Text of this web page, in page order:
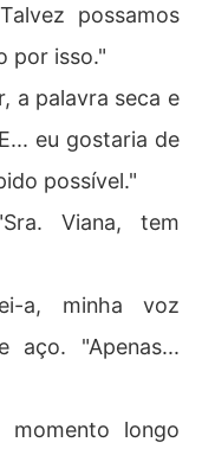
possamos
por isso."
a palavra seca e
eu gostaria de
possível."
Viana, tem
a, minha voz
aço. "Apenas...
longo